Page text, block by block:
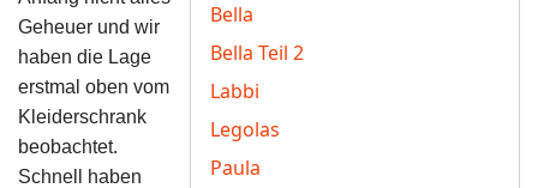
Bella
Bella Teil 2
Labbi
Legolas
Paula
Geheuer und wir
haben die Lage
erstmal oben vom
Kleiderschrank
beobachtet.
Schnell haben